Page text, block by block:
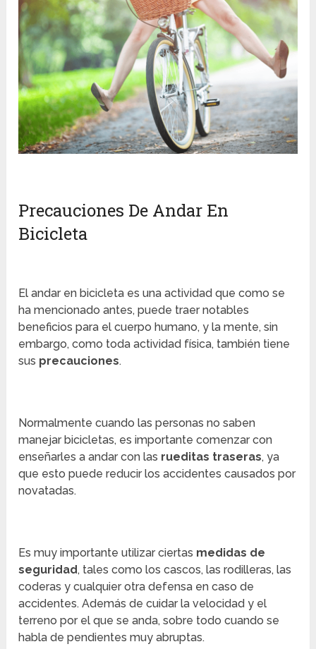
Precauciones De Andar En
Bicicleta
El andar en bicicleta es una actividad que como se
ha mencionado antes, puede traer notables
beneficios para el cuerpo humano, y la mente, sin
embargo, como toda actividad física, también tiene
sus precauciones.
Normalmente cuando las personas no saben
manejar bicicletas, es importante comenzar con
enseñarles a andar con las rueditas traseras, ya
que esto puede reducir los accidentes causados por
novatadas.
Es muy importante utilizar ciertas medidas de
seguridad, tales como los cascos, las rodilleras, las
coderas y cualquier otra defensa en caso de
accidentes. Además de cuidar la velocidad y el
terreno por el que se anda, sobre todo cuando se
habla de pendientes muy abruptas.